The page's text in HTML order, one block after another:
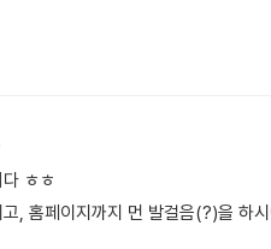
ㅎㅎ
, 홈페이지까지 먼 발걸음(?)을 하